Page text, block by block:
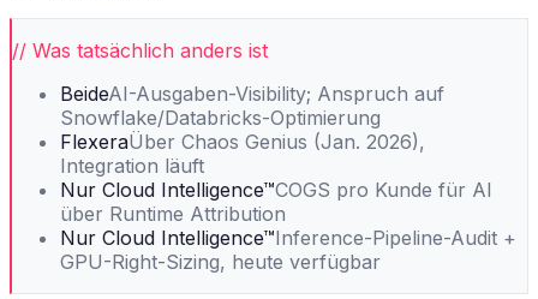
// Was tatsächlich anders ist
BeideAI-Ausgaben-Visibility; Anspruch auf
Snowflake/Databricks-Optimierung
FlexeraÜber Chaos Genius (Jan. 2026),
Integration läuft
Nur Cloud Intelligence™COGS pro Kunde für AI
über Runtime Attribution
Nur Cloud Intelligence™Inference-Pipeline-Audit +
GPU-Right-Sizing, heute verfügbar